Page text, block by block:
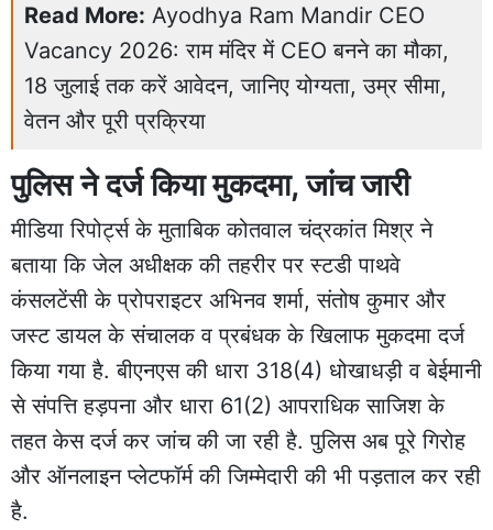
Read More: Ayodhya Ram Mandir CEO
Vacancy 2026: राम मंदिर में CEO बनने का मौका,
18 जुलाई तक करें आवेदन, जानिए योग्यता, उम्र सीमा,
वेतन और पूरी प्रक्रिया
पुलिस ने दर्ज किया मुकदमा, जांच जारी
मीडिया रिपोर्ट्स के मुताबिक कोतवाल चंद्रकांत मिश्र ने
बताया कि जेल अधीक्षक की तहरीर पर स्टडी पाथवे
कंसलटेंसी के प्रोपराइटर अभिनव शर्मा, संतोष कुमार और
जस्ट डायल के संचालक व प्रबंधक के खिलाफ मुकदमा दर्ज
किया गया है. बीएनएस की धारा 318(4) धोखाधड़ी व बेईमानी
से संपत्ति हड़पना और धारा 61(2) आपराधिक साजिश के
तहत केस दर्ज कर जांच की जा रही है. पुलिस अब पूरे गिरोह
और ऑनलाइन प्लेटफॉर्म की जिम्मेदारी की भी पड़ताल कर रही
है.